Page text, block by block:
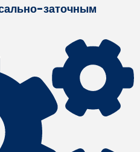
заточным